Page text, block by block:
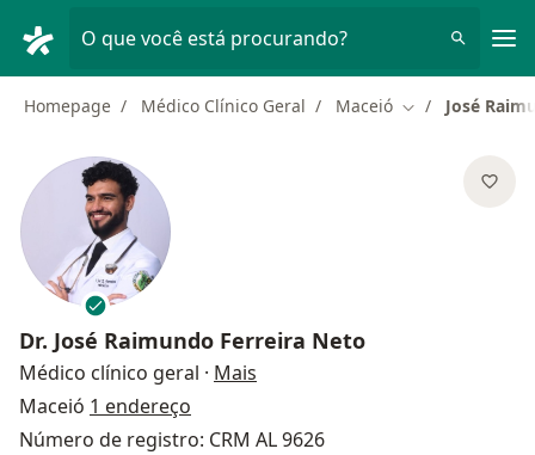
O que você está procurando?
Homepage Médico Clínico Geral Maceió Mudar de
José
Dr. José Raimundo Ferreira Neto
Médico clínico geral · Mais
Maceió 1 endereço
Número de registro: CRM AL 9626